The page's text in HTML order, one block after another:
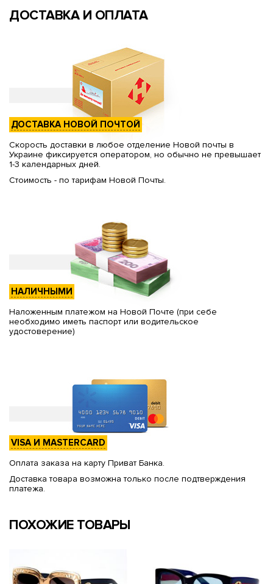
ДОСТАВКА И ОПЛАТА
ДОСТАВКА НОВОЙ ПОЧТОЙ
Скорость доставки в любое отделение Новой почты в
Украине фиксируется оператором, но обычно не превышает
1-3 календарных дней.
Стоимость - по тарифам Новой Почты.
НАЛИЧНЫМИ
Наложенным платежом на Новой Почте (при себе
необходимо иметь паспорт или водительское
удостоверение)
VISA И MASTERCARD
Оплата заказа на карту Приват Банка.
Доставка товара возможна только после подтверждения
платежа.
ПОХОЖИЕ ТОВАРЫ